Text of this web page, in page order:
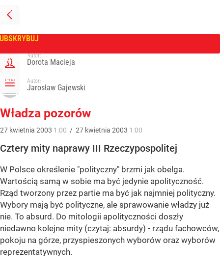
PRZEJDŹ
NA
GŁÓWNĄ
ZALOGUJ
MENU
Tygodnik Wprost
Autor:
Dorota Macieja
Autor:
Jarosław Gajewski
Władza pozorów
27 kwietnia 2003 1:00 / 27 kwietnia 2003 1:00
Cztery mity naprawy III Rzeczypospolitej
W Polsce określenie "polityczny" brzmi jak obelga.
Wartością samą w sobie ma być jedynie apolityczność.
Rząd tworzony przez partie ma być jak najmniej polityczny.
Wybory mają być polityczne, ale sprawowanie władzy już
nie. To absurd. Do mitologii apolityczności doszły
niedawno kolejne mity (czytaj: absurdy) - rządu fachowców,
pokoju na górze, przyspieszonych wyborów oraz wyborów
reprezentatywnych.